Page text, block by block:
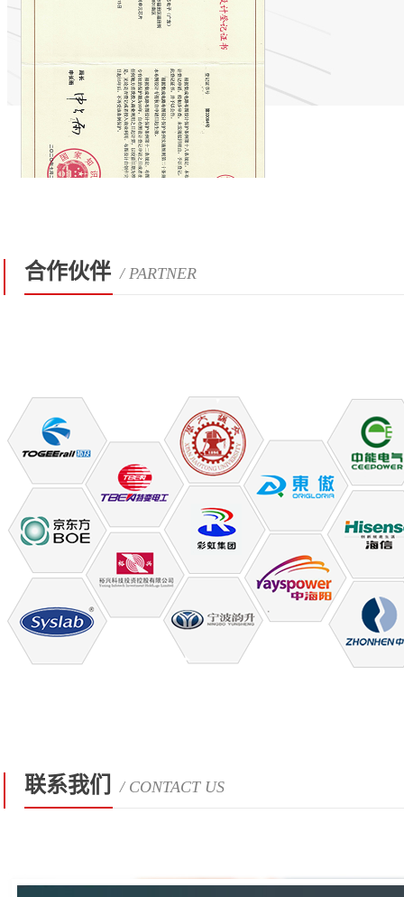
合作伙伴 / PARTNER
联系我们 / CONTACT US